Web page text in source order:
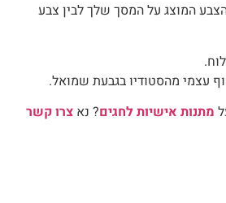
הצבע המוצג על המסך שלך לבין צבע
עצמי מהסטודיו בגבעת שמואל.
מתנות אישיות לחגים? נא צרו קשר